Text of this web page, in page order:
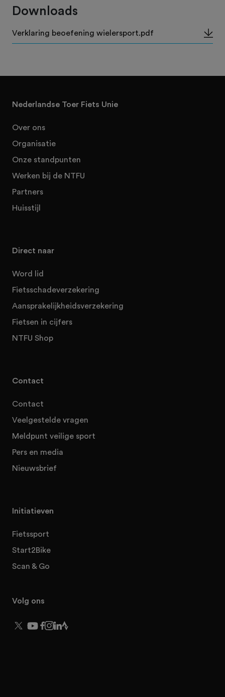
Downloads
Verklaring beoefening wielersport.pdf
Nederlandse Toer Fiets Unie
Over ons
Organisatie
Onze standpunten
Werken bij de NTFU
Partners
Huisstijl
Direct naar
Word lid
Fietsschadeverzekering
Aansprakelijkheidsverzekering
Fietsen in cijfers
NTFU Shop
Contact
Contact
Veelgestelde vragen
Meldpunt veilige sport
Pers en media
Nieuwsbrief
Initiatieven
Fietssport
Start2Bike
Scan & Go
Volg ons